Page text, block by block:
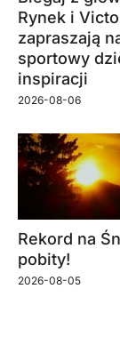
Rynek i
zapraszają
sportowy
inspiracji
2026-08-06
Rekord na
pobity!
2026-08-05